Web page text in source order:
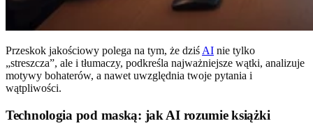
Przeskok jakościowy polega na tym, że dziś AI nie tylko
„streszcza”, ale i tłumaczy, podkreśla najważniejsze wątki, analizuje
motywy bohaterów, a nawet uwzględnia twoje pytania i
wątpliwości.
Technologia pod maską: jak AI rozumie książki